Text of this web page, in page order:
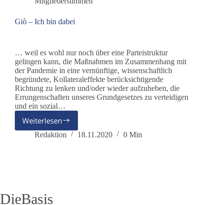
Giò – Ich bin dabei
… weil es wohl nur noch über eine Parteistruktur
gelingen kann, die Maßnahmen im Zusammenhang mit
der Pandemie in eine vernünftige, wissenschaftlich
begründete, Kollateraleffekte berücksichtigende
Richtung zu lenken und/oder wieder aufzuheben, die
Errungenschaften unseres Grundgesetzes zu verteidigen
und ein sozial…
Weiterlesen
Giò
–
Redaktion 18.11.2020 0 Min
DieBasis